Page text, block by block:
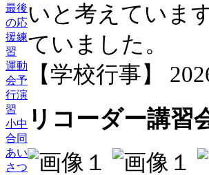
最後
の応
援練
習
運動
会予
行演
習
小中
合同
あい
さつ
いと考えていま
ていました。
【学校行事】
リコーダー講習